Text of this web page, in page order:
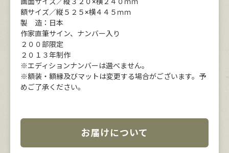
画面サイズ／縦３２０×横２４０ｍｍ
額サイズ／縦５２５×横４４５ｍｍ
製 造：日本
作家直筆サイン、ナンバー入り
２００部限定
２０１３年制作
※エディションナンバーは選べません。
※額装・額縁及びマットは変更する場合がございます。予
めご了承ください。
お届けについて